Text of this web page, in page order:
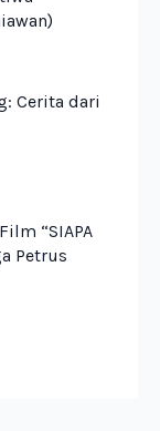
Cerita dari
“SIAPA
Petrus